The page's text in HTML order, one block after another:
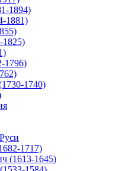
1894)
1881)
1825)
1796)
1740)
1717)
(1613-1645)